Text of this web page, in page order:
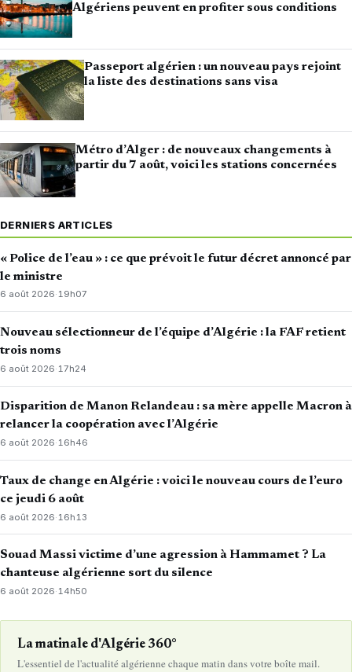
Algériens peuvent en profiter sous conditions
Passeport algérien : un nouveau pays rejoint
la liste des destinations sans visa
Métro d’Alger : de nouveaux changements à
partir du 7 août, voici les stations concernées
DERNIERS ARTICLES
« Police de l’eau » : ce que prévoit le futur décret annoncé par
le ministre
6 août 2026·19h07
Nouveau sélectionneur de l’équipe d’Algérie : la FAF retient
trois noms
6 août 2026· 17h24
Disparition de Manon Relandeau : sa mère appelle Macron à
relancer la coopération avec l’Algérie
6 août 2026·16h46
Taux de change en Algérie : voici le nouveau cours de l’euro
ce jeudi 6 août
6 août 2026· 16h13
Souad Massi victime d’une agression à Hammamet ? La
chanteuse algérienne sort du silence
6 août 2026·14h50
La matinale d'Algérie 360°
L'essentiel de l'actualité algérienne chaque matin dans votre boîte mail.